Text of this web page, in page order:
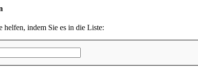
helfen, indem Sie es in die Liste: